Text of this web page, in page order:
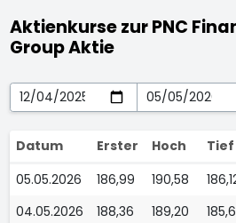
Aktienkurse zur PNC
Group Aktie
Datum Erster Hoch Tief
05.05.2026
186,99 190,58
04.05.2026
188,36 189,20